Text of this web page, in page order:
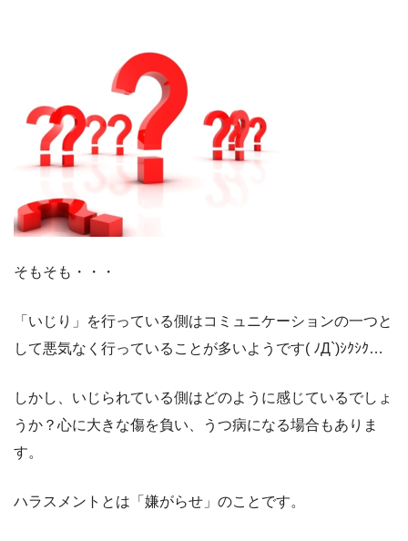
そもそも・・・
「いじり」を行っている側はコミュニケーションの一つと
して悪気なく行っていることが多いようです( ﾉД`)ｼｸｼｸ…
しかし、いじられている側はどのように感じているでしょ
うか？心に大きな傷を負い、うつ病になる場合もありま
す。
ハラスメントとは「嫌がらせ」のことです。